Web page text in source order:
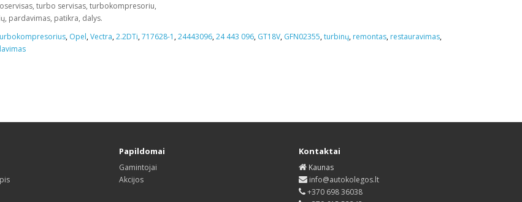
turbo servisas, turbokompresoriu,
pardavimas, patikra, dalys.
, Opel,Vectra,2.2DTi,717628-1 ,24443096,24 443 096, GT18V, GFN02355,turbinų, remontas, restauravimas,
Papildomai
Gamintojai
Akcijos
Kontaktai
Kaunas
info@autokolegos.lt
+370 698 36038